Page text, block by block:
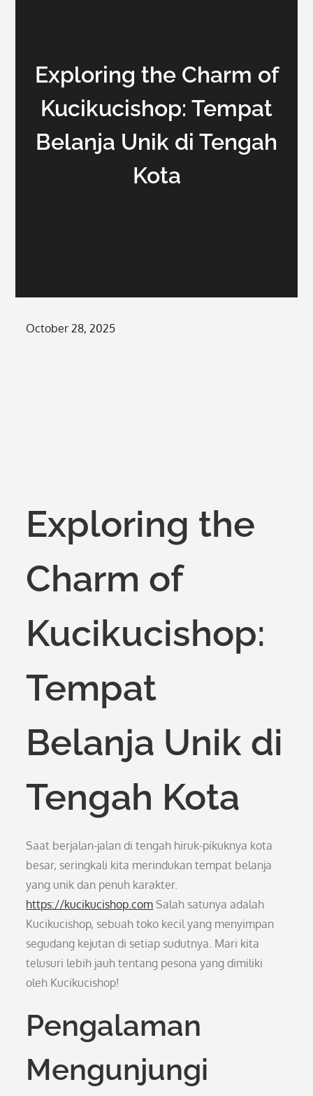
Exploring the Charm of
Kucikucishop: Tempat
Belanja Unik di Tengah
Kota
Posted
October 28, 2025
Exploring the
Charm of
Kucikucishop:
Tempat
Belanja Unik di
Tengah Kota
Saat berjalan-jalan di tengah hiruk-pikuknya kota
besar, seringkali kita merindukan tempat belanja
yang unik dan penuh karakter.
https://kucikucishop.com Salah satunya adalah
Kucikucishop, sebuah toko kecil yang menyimpan
segudang kejutan di setiap sudutnya. Mari kita
telusuri lebih jauh tentang pesona yang dimiliki
oleh Kucikucishop!
Pengalaman
Mengunjungi